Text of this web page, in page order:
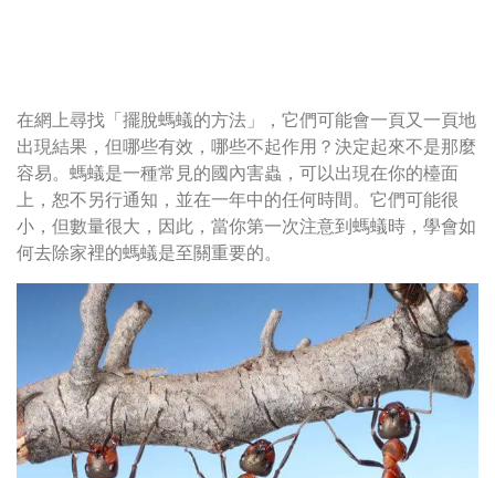
在網上尋找「擺脫螞蟻的方法」，它們可能會一頁又一頁地
出現結果，但哪些有效，哪些不起作用？決定起來不是那麼
容易。螞蟻是一種常見的國內害蟲，可以出現在你的檯面
上，恕不另行通知，並在一年中的任何時間。它們可能很
小，但數量很大，因此，當你第一次注意到螞蟻時，學會如
何去除家裡的螞蟻是至關重要的。